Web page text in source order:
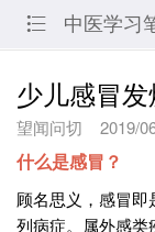
 中医学习
少儿感冒
望闻问切 2019/
什么是感冒？
顾名思义，感冒
列病症。属外感类